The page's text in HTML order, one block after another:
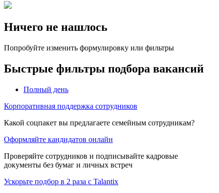
Ничего не нашлось
Попробуйте изменить формулировку или фильтры
Быстрые фильтры подбора вакансий
Полный день
Корпоративная поддержка сотрудников
Какой соцпакет вы предлагаете семейным сотрудникам?
Оформляйте кандидатов онлайн
Проверяйте сотрудников и подписывайте кадровые
документы без бумаг и личных встреч
Ускорьте подбор в 2 раза с Talantix